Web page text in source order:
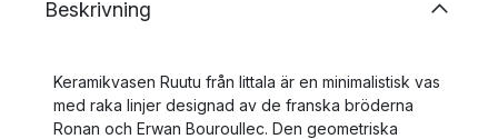
Beskrivning
Keramikvasen Ruutu från Iittala är en minimalistisk vas
med raka linjer designad av de franska bröderna
Ronan och Erwan Bouroullec. Den geometriska